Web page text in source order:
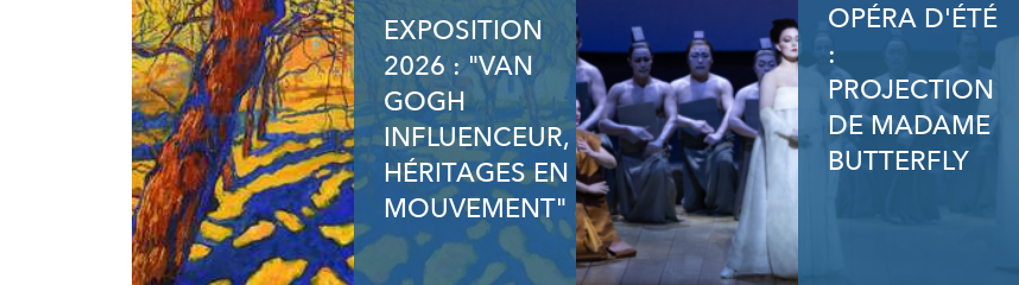
EXPOSITION
2026 : "VAN
GOGH
INFLUENCEUR,
HÉRITAGES EN
MOUVEMENT"
OPÉRA D'ÉTÉ
:
PROJECTION
DE MADAME
BUTTERFLY